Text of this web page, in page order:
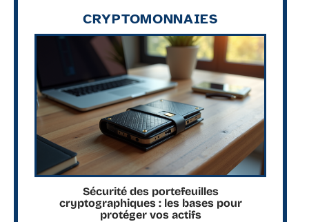
CRYPTOMONNAIES
Sécurité des portefeuilles
cryptographiques : les bases pour
protéger vos actifs